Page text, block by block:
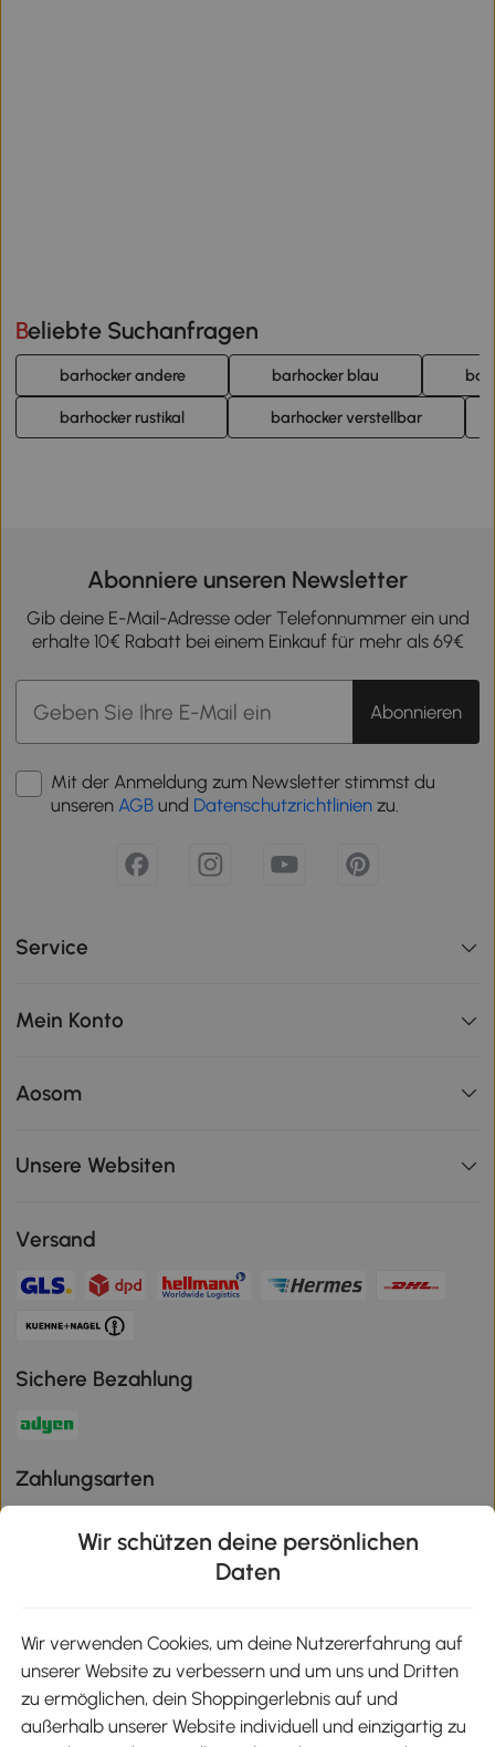
Beliebte Suchanfragen
barhocker andere barhocker blau
barhocker rustikal barhocker verstellbar
Abonniere unseren Newsletter
Gib deine E-Mail-Adresse oder Telefonnummer ein und
erhalte 10€ Rabatt bei einem Einkauf für mehr als 69€
Abonnieren
Mit der Anmeldung zum Newsletter stimmst du
unseren AGB und Datenschutzrichtlinien zu.
Service
Mein Konto
Aosom
Unsere Websiten
Versand
Sichere Bezahlung
Zahlungsarten
Aosom-App
Wir schützen deine persönlichen
Daten
Wir verwenden Cookies, um deine Nutzererfahrung auf
unserer Website zu verbessern und um uns und Dritten
zu ermöglichen, dein Shoppingerlebnis auf und
außerhalb unserer Website individuell und einzigartig zu